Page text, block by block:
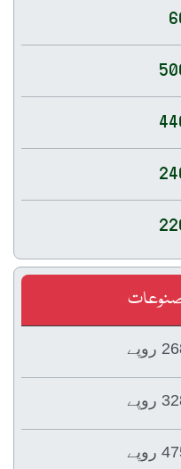
روپے
روپے
روپے